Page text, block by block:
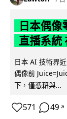
日本偶像
直播系統
日本 AI 技術界
偶像前
下，僅憑藉與...
571 49 ↗